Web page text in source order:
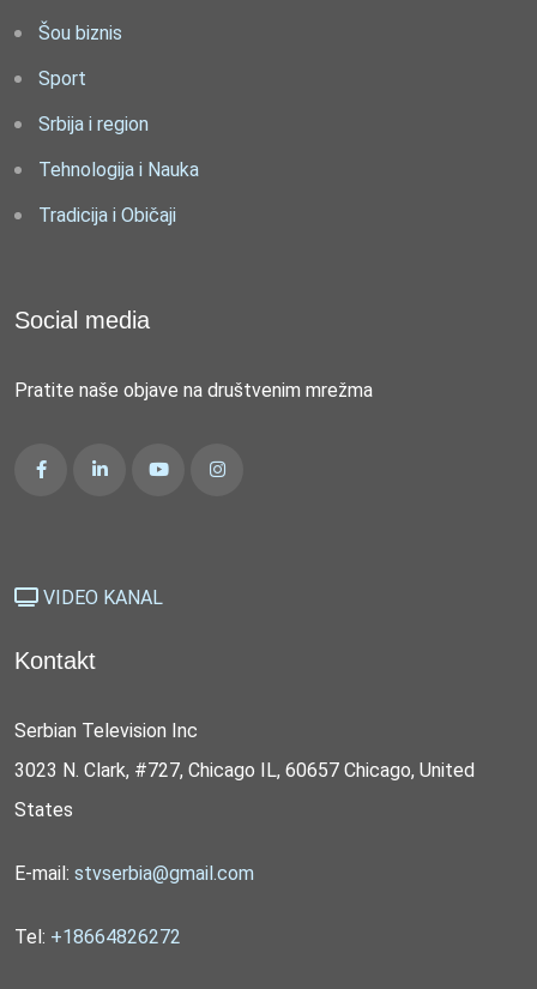
Šou biznis
Sport
Srbija i region
Tehnologija i Nauka
Tradicija i Običaji
Social media
Pratite naše objave na društvenim mrežma
VIDEO KANAL
Kontakt
Serbian Television Inc
3023 N. Clark, #727, Chicago IL, 60657 Chicago, United
States
E-mail: stvserbia@gmail.com
Tel: +18664826272